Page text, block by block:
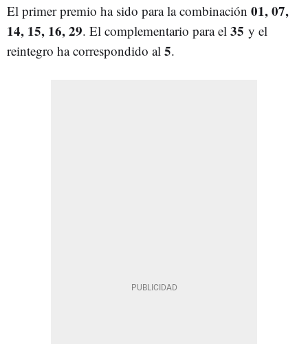
El primer premio ha sido para la combinación 01, 07,
14, 15, 16, 29. El complementario para el 35 y el
reintegro ha correspondido al 5.